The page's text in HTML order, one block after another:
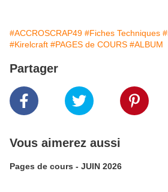
#ACCROSCRAP49 #Fiches Techniques
#Kirelcraft #PAGES de COURS #ALBUM
Partager
Vous aimerez aussi
Pages de cours - JUIN 2026